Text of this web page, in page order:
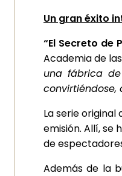
Un gran éxito
“El Secreto de
Academia de
una fábrica
convirtiéndose,
La serie original
emisión. Allí, se
de
Además de la